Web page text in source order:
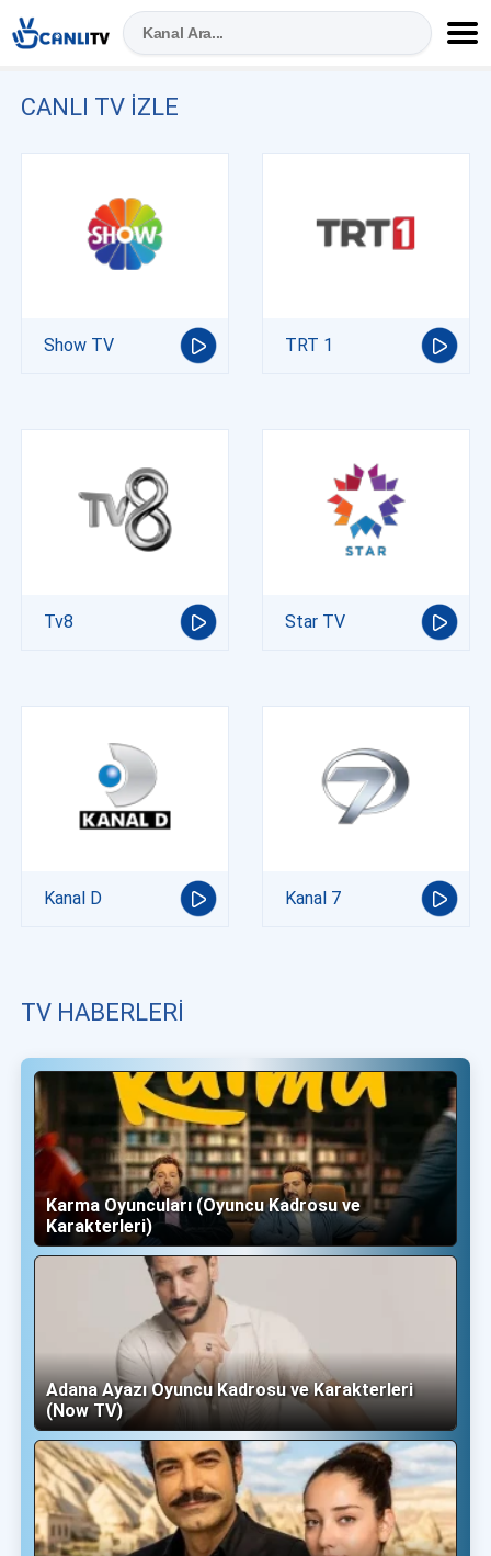
CANLI TV IZLE
Show TV TRT 1
Tv8 Star TV
Kanal D Kanal 7
TV HABERLERI
Karma Oyuncuları (Oyuncu Kadrosu ve
Karakterleri)
Adana Ayazı Oyuncu Kadrosu ve Karakterleri
(Now TV)